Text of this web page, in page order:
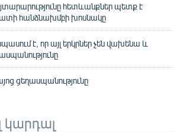
հետևանքներ պետք է
դատի հանձնախմբի խոսնակը
է, որ այլ երկրներ չեն վախենա և
ցեղասպանությունը
կարդալ